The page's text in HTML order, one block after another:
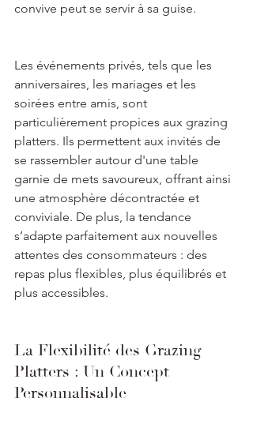
convive peut se servir à sa guise.
Les événements privés, tels que les
anniversaires, les mariages et les
soirées entre amis, sont
particulièrement propices aux grazing
platters. Ils permettent aux invités de
se rassembler autour d'une table
garnie de mets savoureux, offrant ainsi
une atmosphère décontractée et
conviviale. De plus, la tendance
s’adapte parfaitement aux nouvelles
attentes des consommateurs : des
repas plus flexibles, plus équilibrés et
plus accessibles.
La Flexibilité des Grazing
Platters : Un Concept
Personnalisable